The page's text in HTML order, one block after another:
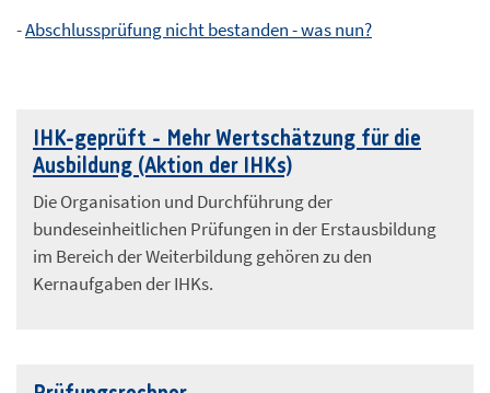
-Abschlussprüfung nicht bestanden - was nun?
IHK-geprüft - Mehr Wertschätzung für die
Ausbildung (Aktion der IHKs)
Die Organisation und Durchführung der
bundeseinheitlichen Prüfungen in der Erstausbildung
im Bereich der Weiterbildung gehören zu den
Kernaufgaben der IHKs.